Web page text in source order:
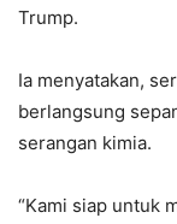
Trump.
Ia menyatakan,
berlangsung
serangan kimia.
“Kami siap untuk